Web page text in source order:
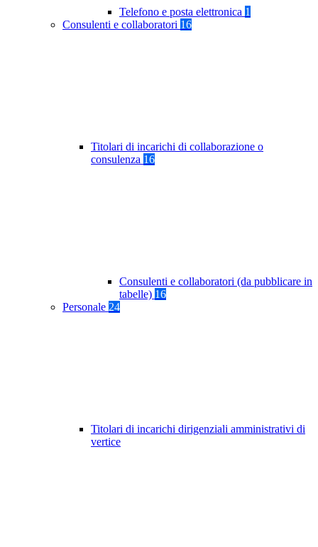
Telefono e posta elettronica 1
Consulenti e collaboratori 16
Titolari di incarichi di collaborazione o
consulenza 16
Consulenti e collaboratori (da pubblicare in
tabelle) 16
Personale 24
Titolari di incarichi dirigenziali amministrativi di
vertice